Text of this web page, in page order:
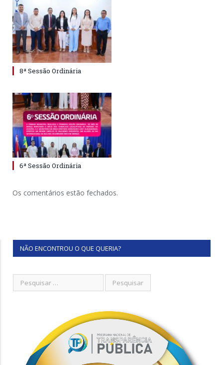
8ª Sessão Ordinária
6ª Sessão Ordinária
Os comentários estão fechados.
NÃO ENCONTROU O QUE QUERIA?